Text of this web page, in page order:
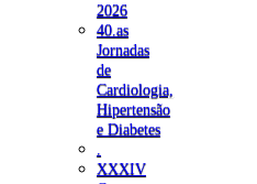
2026
40.as
Jornadas
de
Cardiologia,
Hipertensão
e Diabetes
XXXIV